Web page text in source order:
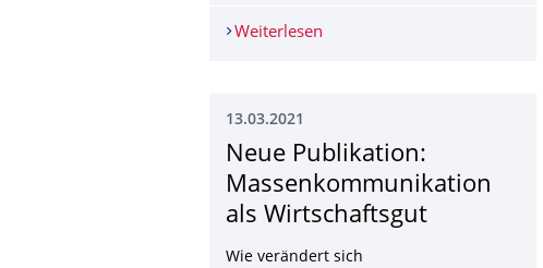
Weiterlesen Aktuell sucht das IfK eine
13.03.2021
Neue Publikation:
Massenkommunikati­on
als Wirtschaftsgut
Wie verändert sich